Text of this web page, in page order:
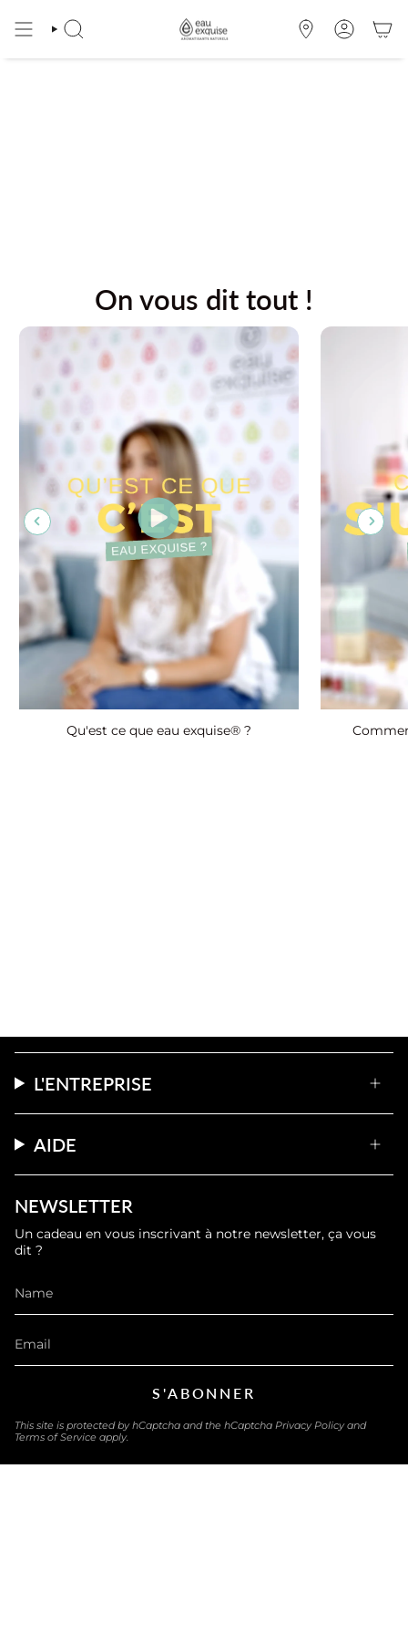
content
SEARCH
OÙ
TROUVER
ACCOUNT
On vous dit tout !
Qu'est ce que eau exquise® ?
L'ENTREPRISE
AIDE
NEWSLETTER
Un cadeau en vous inscrivant à notre newsletter, ça vous
dit ?
S'ABONNER
This site is protected by hCaptcha and the hCaptcha Privacy Policyand
Terms of Service apply.